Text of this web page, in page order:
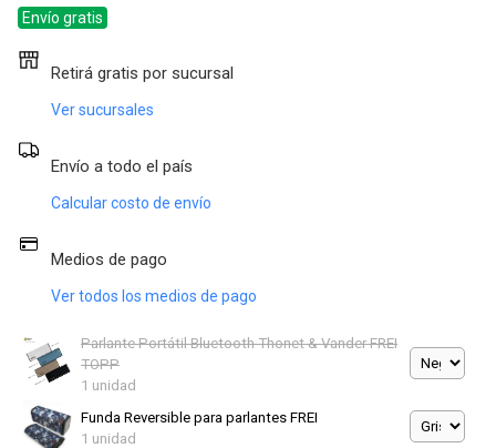
Envío gratis
Retirá gratis por sucursal
Ver sucursales
Envío a todo el país
Calcular costo de envío
Medios de pago
Ver todos los medios de pago
Parlante Portátil Bluetooth Thonet & Vander FREI
TOPP
1 unidad
Funda Reversible para parlantes FREI
1 unidad